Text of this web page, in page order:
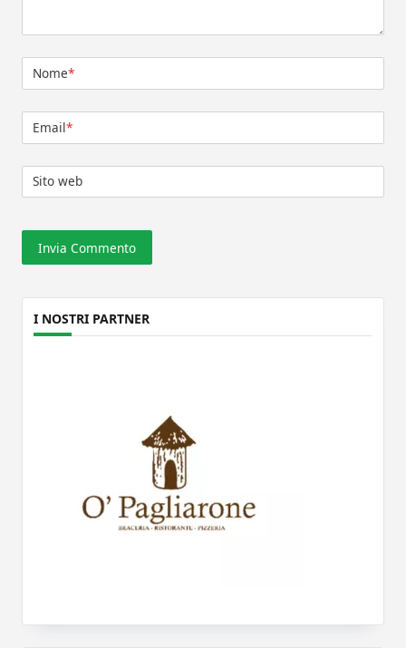
Nome*
Email*
Sito web
I NOSTRI PARTNER